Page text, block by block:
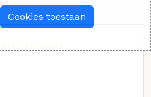
Cookies toestaan